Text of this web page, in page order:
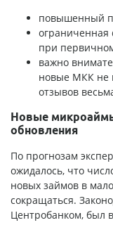
повышенный
ограниченная
при
важно
новые МКК не
отзывов
Новые
обновления
По прогнозам
ожидалось, что
новых займов в
сокращаться.
Центробанком, был